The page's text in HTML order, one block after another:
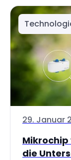
29. Januar
Mikrochip
die